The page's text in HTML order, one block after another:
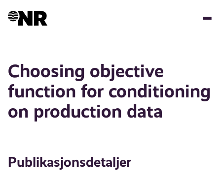
Choosing objective
function for conditioning
on production data
Publikasjonsdetaljer